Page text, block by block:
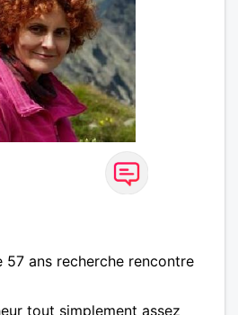
57 ans recherche rencontre
tout simplement assez